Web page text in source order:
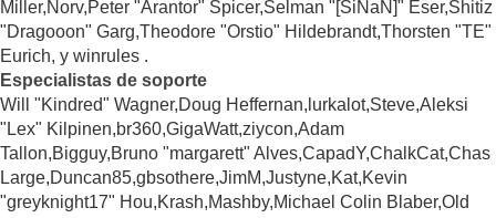
Miller,Norv,Peter "Arantor" Spicer,Selman "[SiNaN]" Eser,Shitiz
"Dragooon" Garg,Theodore "Orstio" Hildebrandt,Thorsten "TE"
Eurich, y winrules .
Especialistas de soporte
Will "Kindred" Wagner,Doug Heffernan,lurkalot,Steve,Aleksi
"Lex" Kilpinen,br360,GigaWatt,ziycon,Adam
Tallon,Bigguy,Bruno "margarett" Alves,CapadY,ChalkCat,Chas
Large,Duncan85,gbsothere,JimM,Justyne,Kat,Kevin
"greyknight17" Hou,Krash,Mashby,Michael Colin Blaber,Old